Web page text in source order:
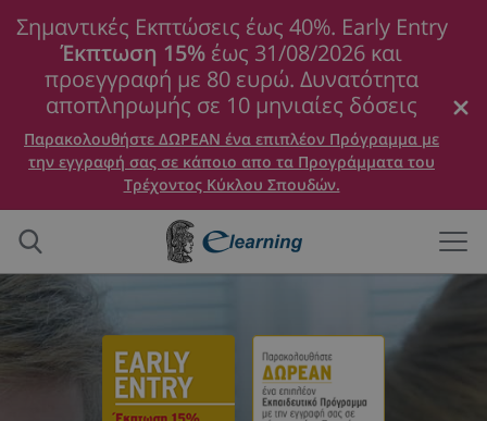
Σημαντικές Εκπτώσεις έως 40%. Early Entry
Έκπτωση 15% έως 31/08/2026 και
προεγγραφή με 80 ευρώ. Δυνατότητα
αποπληρωμής σε 10 μηνιαίες δόσεις
Παρακολουθήστε ΔΩΡΕΑΝ ένα επιπλέον Πρόγραμμα με
την εγγραφή σας σε κάποιο απο τα Προγράμματα του
Τρέχοντος Κύκλου Σπουδών.